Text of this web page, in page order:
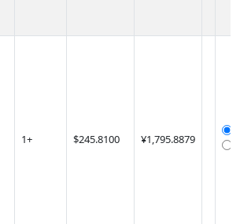
1+ $245.8100 ¥1,795.8879